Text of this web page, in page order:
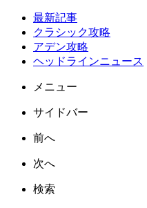
最新記事
クラシック攻略
アデン攻略
ヘッドラインニュース
メニュー
サイドバー
前へ
次へ
検索